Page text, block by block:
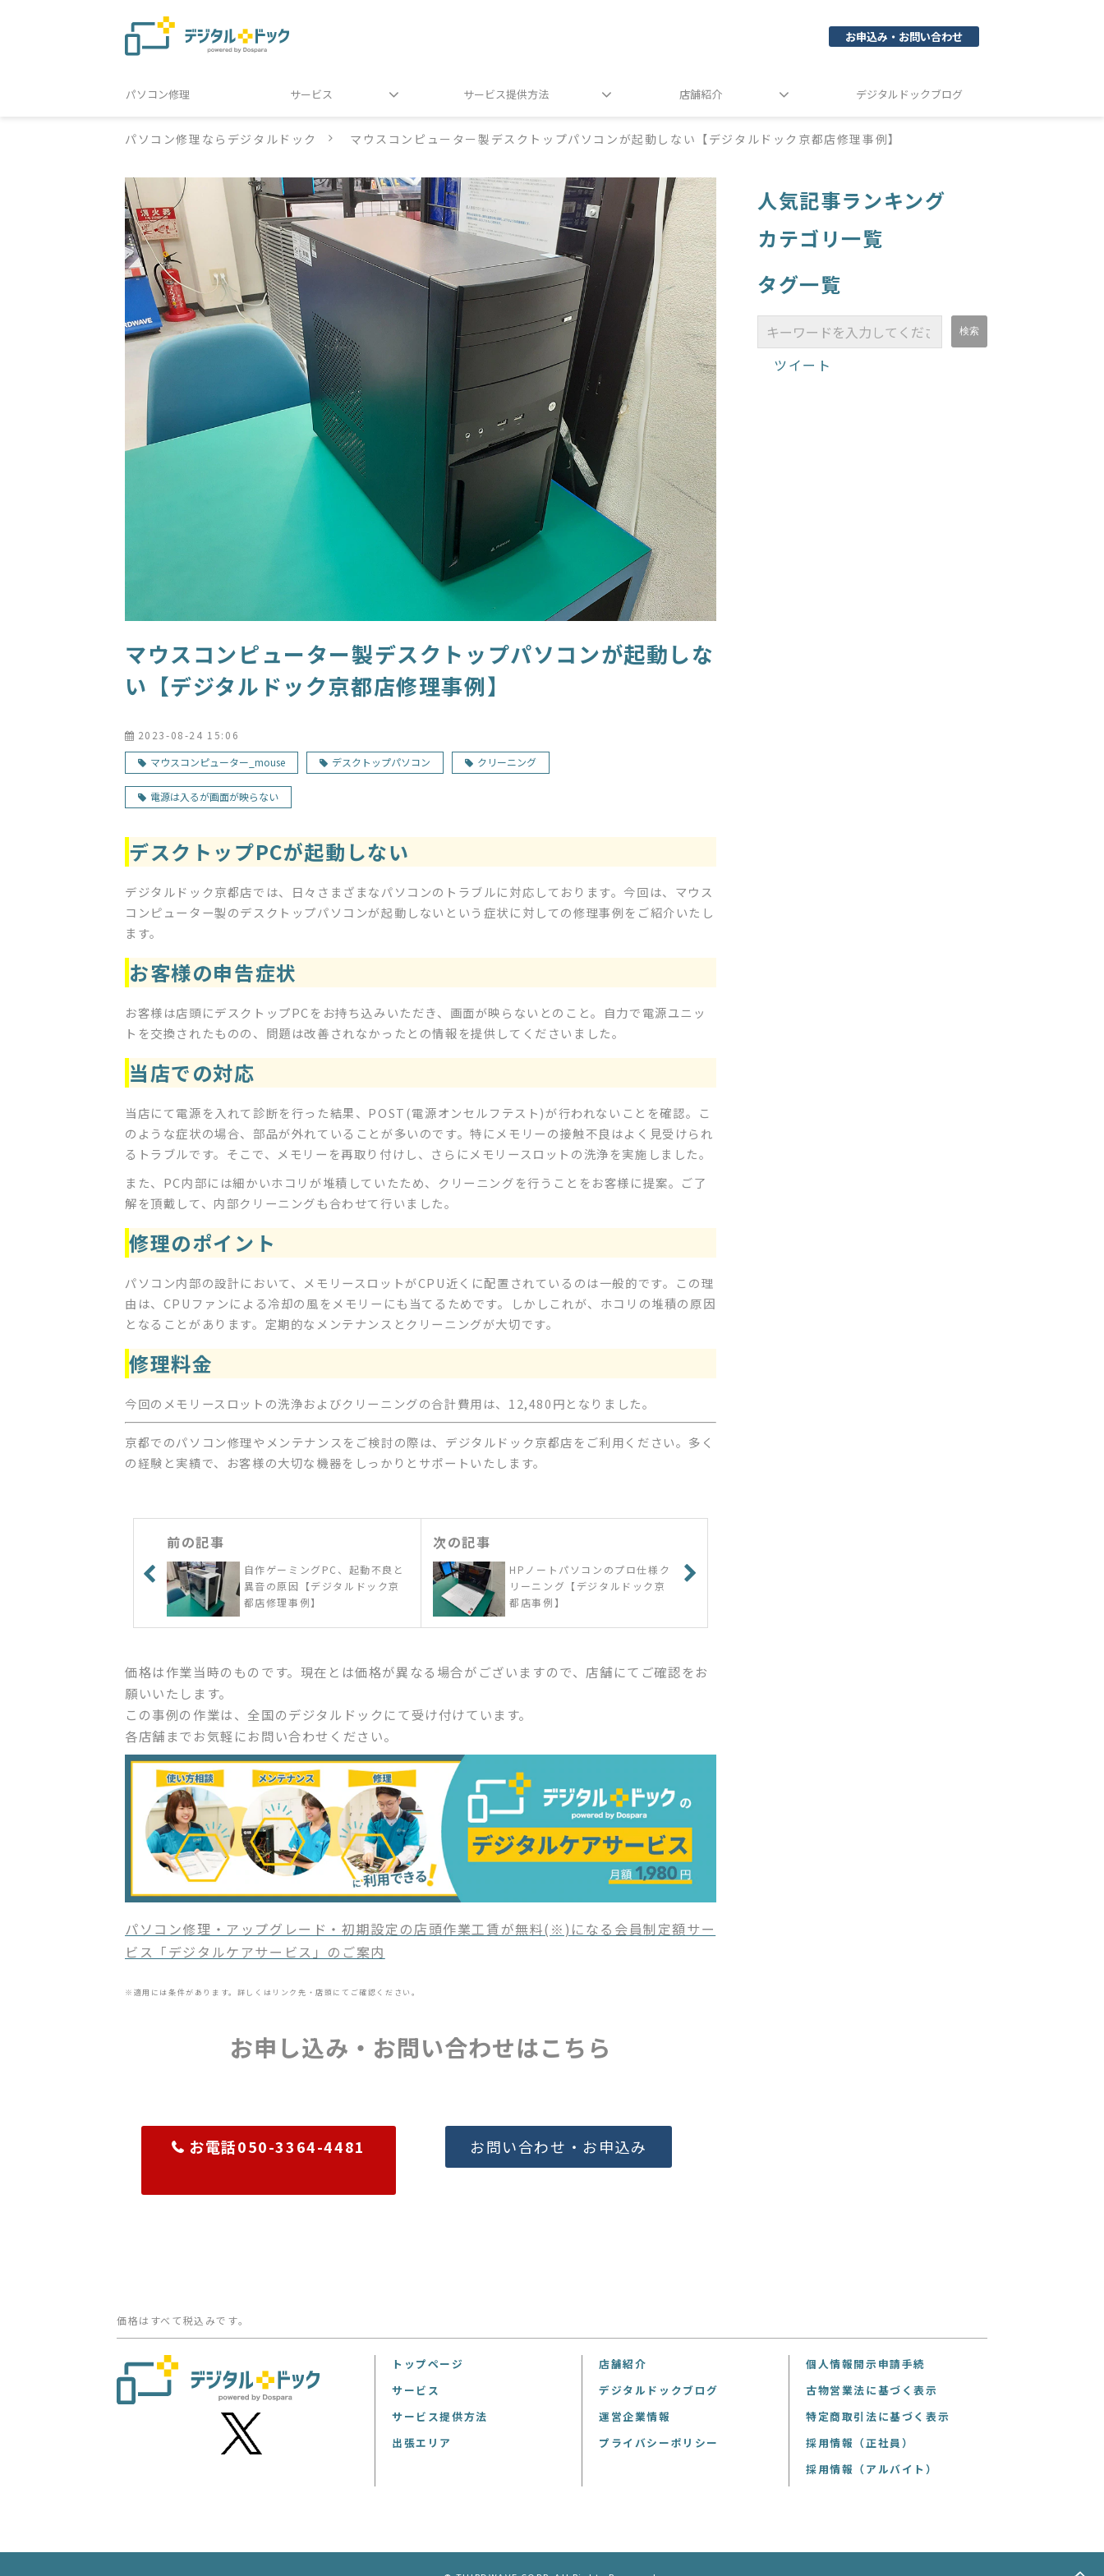
お申込み・お問い合わせ
パソコン修理 サービス サービス提供方法 店舗紹介 デジタルドックブログ
パソコン修理ならデジタルドック マウスコンピューター製デスクトップパソコンが起動しない【デジタルドック京都店修理事例】
マウスコンピューター製デスクトップパソコンが起動しな
い【デジタルドック京都店修理事例】
2023-08-24 15:06
マウスコンピューター_mouse
デスクトップパソコン クリーニング
電源は入るが画面が映らない
デスクトップPCが起動しない
デジタルドック京都店では、日々さまざまなパソコンのトラブルに対応しております。今回は、マウス
コンピューター製のデスクトップパソコンが起動しないという症状に対しての修理事例をご紹介いたし
ます。
お客様の申告症状
お客様は店頭にデスクトップPCをお持ち込みいただき、画面が映らないとのこと。自力で電源ユニッ
トを交換されたものの、問題は改善されなかったとの情報を提供してくださいました。
当店での対応
当店にて電源を入れて診断を行った結果、POST(電源オンセルフテスト)が行われないことを確認。こ
のような症状の場合、部品が外れていることが多いのです。特にメモリーの接触不良はよく見受けられ
るトラブルです。そこで、メモリーを再取り付けし、さらにメモリースロットの洗浄を実施しました。
また、PC内部には細かいホコリが堆積していたため、クリーニングを行うことをお客様に提案。ご了
解を頂戴して、内部クリーニングも合わせて行いました。
修理のポイント
パソコン内部の設計において、メモリースロットがCPU近くに配置されているのは一般的です。この理
由は、CPUファンによる冷却の風をメモリーにも当てるためです。しかしこれが、ホコリの堆積の原因
となることがあります。定期的なメンテナンスとクリーニングが大切です。
修理料金
今回のメモリースロットの洗浄およびクリーニングの合計費用は、12,480円となりました。
京都でのパソコン修理やメンテナンスをご検討の際は、デジタルドック京都店をご利用ください。多く
の経験と実績で、お客様の大切な機器をしっかりとサポートいたします。
前の記事
自作ゲーミングPC、起動不良と
異音の原因【デジタルドック京
都店修理事例】
次の記事
HPノートパソコンのプロ仕様ク
リーニング【デジタルドック京
都店事例】
価格は作業当時のものです。現在とは価格が異なる場合がございますので、店舗にてご確認をお
願いいたします。
この事例の作業は、全国のデジタルドックにて受け付けています。
各店舗までお気軽にお問い合わせください。
パソコン修理・アップグレード・初期設定の店頭作業工賃が無料(※)になる会員制定額サー
ビス「デジタルケアサービス」のご案内
※適用には条件があります。詳しくはリンク先・店頭にてご確認ください。
お申し込み・お問い合わせはこちら
お電話050-3364-4481 お問い合わせ・お申込み
人気記事ランキング
カテゴリ一覧
タグ一覧
ツイート
価格はすべて税込みです。
トップページ
サービス
サービス提供方法
出張エリア
店舗紹介
デジタルドックブログ
運営企業情報
プライバシーポリシー
個人情報開示申請手続
古物営業法に基づく表示
特定商取引法に基づく表示
採用情報（正社員）
採用情報（アルバイト）